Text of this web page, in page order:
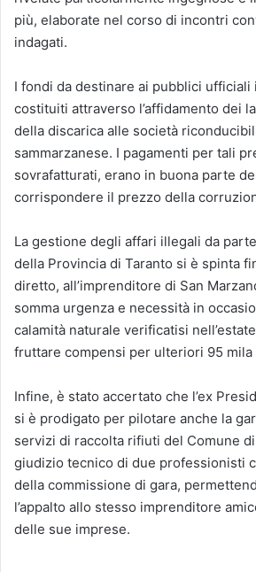
più, elaborate nel corso di incontri
indagati.
I fondi da destinare ai pubblici ufficiali
costituiti attraverso l’affidamento dei
della discarica alle società
sammarzanese. I pagamenti per tali
sovrafatturati, erano in buona parte
corrispondere il prezzo della
La gestione degli affari illegali da
della Provincia di Taranto si è spinta
diretto, all’imprenditore di San
somma urgenza e necessità in
calamità naturale verificatisi
fruttare compensi per ulteriori 95 mila
Infine, è stato accertato che l’ex
si è prodigato per pilotare anche la
servizi di raccolta rifiuti del Comune
giudizio tecnico di due professionisti
della commissione di gara,
l’appalto allo stesso imprenditore
delle sue imprese.